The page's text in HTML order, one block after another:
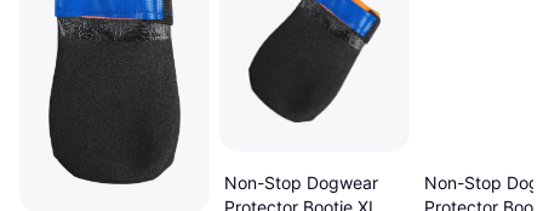
Non-Stop Dogwear
Protector Bootie XL 4-
Non-Stop
Protector